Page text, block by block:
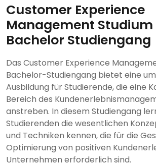
Customer Experience
Management Studium
Bachelor Studiengang
Das Customer Experience
Bachelor-Studiengang bietet eine
Ausbildung für Studierende, die eine
Bereich des
anstreben. In diesem Studiengang
Studierenden die wesentlichen
und Techniken kennen, die für die
Optimierung von positiven
Unternehmen erforderlich sind.